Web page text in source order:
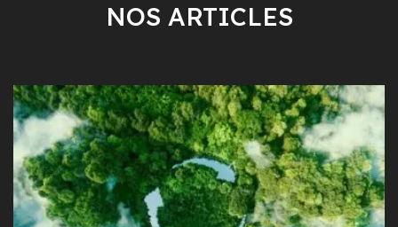
NOS ARTICLES